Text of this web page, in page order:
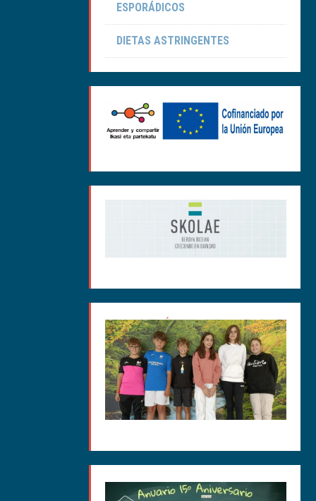
ESPORÁDICOS
DIETAS ASTRINGENTES
MEDIACIÓN CURSO 2025-
26
ANUARIO 15ª